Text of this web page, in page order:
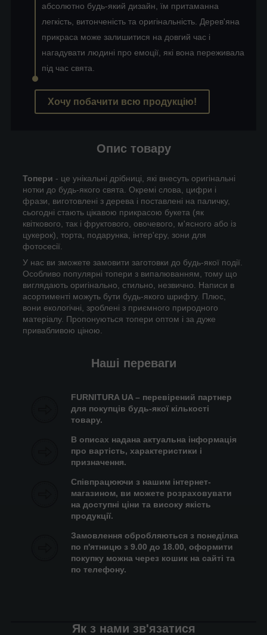
абсолютно будь-який дизайн, їм притаманна
легкість, витонченість та оригінальність. Дерев'яна
прикраса може залишитися на довгий час і
нагадувати людині про емоції, які вона переживала
під час свята.
Хочу побачити всю продукцію!
Опис товару
Топери - це унікальні дрібниці, які внесуть оригінальні
нотки до будь-якого свята. Окремі слова, цифри і
фрази, виготовлені з дерева і поставлені на паличку,
сьогодні стають цікавою прикрасою букета (як
квіткового, так і фруктового, овочевого, м'ясного або із
цукерок), торта, подарунка, інтер'єру, зони для
фотосесії.
У нас ви зможете замовити заготовки до будь-якої події.
Особливо популярні топери з випалюванням, тому що
виглядають оригінально, стильно, незвично. Написи в
асортименті можуть бути будь-якого шрифту. Плюс,
вони екологічні, зроблені з приємного природного
матеріалу. Пропонуються топери оптом і за дуже
привабливою ціною.
Наші переваги
FURNITURA UA – перевірений партнер
для покупців будь-якої кількості
товару.
В описах надана актуальна інформація
про вартість, характеристики і
призначення.
Співпрацюючи з нашим інтернет-
магазином, ви можете розраховувати
на доступні ціни та високу якість
продукції.
Замовлення обробляються з понеділка
по п'ятницю з 9.00 до 18.00, оформити
покупку можна через кошик на сайті та
по телефону.
Як з нами зв'язатися